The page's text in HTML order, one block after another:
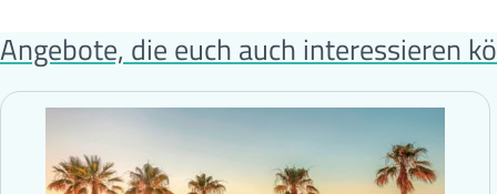
Angebote, die euch auch interessieren